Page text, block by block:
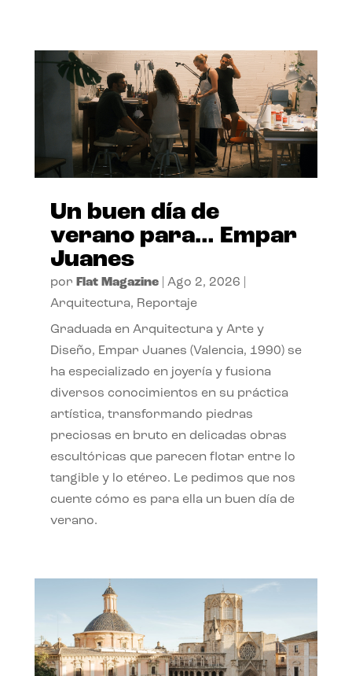
Un buen día de
verano para… Empar
Juanes
por Flat Magazine| Ago 2, 2026
Arquitectura, Reportaje
Graduada en Arquitectura y Arte y
Diseño, Empar Juanes (Valencia, 1990) se
ha especializado en joyería y fusiona
diversos conocimientos en su práctica
artística, transformando piedras
preciosas en bruto en delicadas obras
escultóricas que parecen flotar entre lo
tangible y lo etéreo. Le pedimos que nos
cuente cómo es para ella un buen día de
verano.